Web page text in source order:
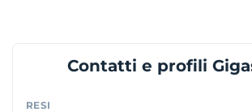
Contatti e profili
RESI